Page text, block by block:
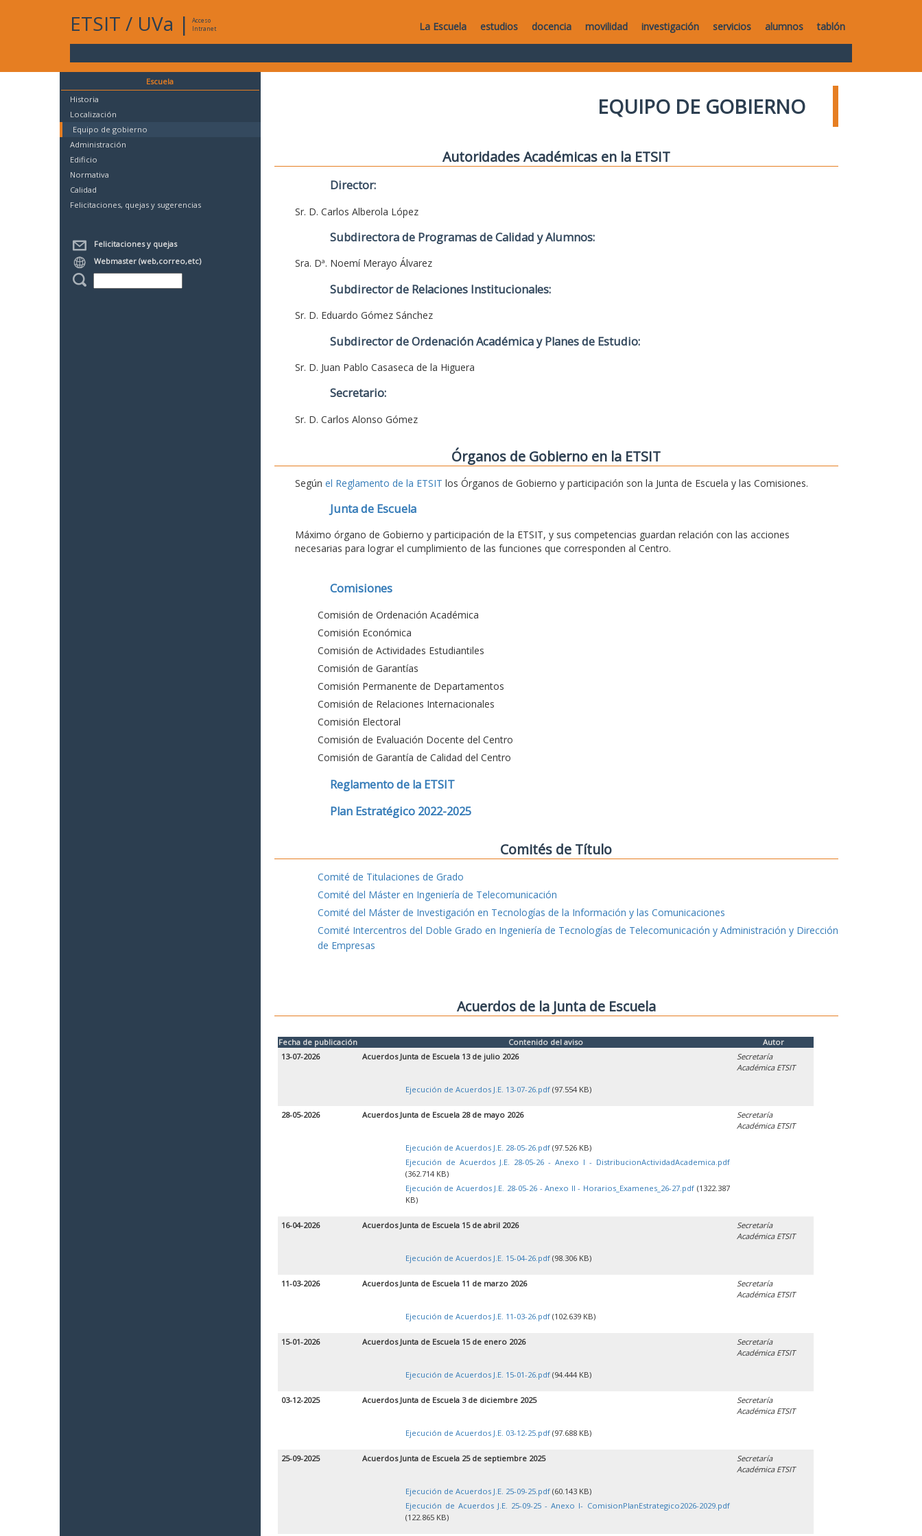
ETSIT / UVa |
Acceso
Intranet
La Escuela estudios docencia movilidad investigación servicios alumnos tablón
Escuela
Historia
Localización
Equipo de gobierno
Administración
Edificio
Normativa
Calidad
Felicitaciones, quejas y sugerencias
Felicitaciones y quejas
Webmaster (web,correo,etc)
EQUIPO DE GOBIERNO
Autoridades Académicas en la ETSIT
Director:
Sr. D. Carlos Alberola López
Subdirectora de Programas de Calidad y Alumnos:
Sra. Dª. Noemí Merayo Álvarez
Subdirector de Relaciones Institucionales:
Sr. D. Eduardo Gómez Sánchez
Subdirector de Ordenación Académica y Planes de Estudio:
Sr. D. Juan Pablo Casaseca de la Higuera
Secretario:
Sr. D. Carlos Alonso Gómez
Órganos de Gobierno en la ETSIT
Según el Reglamento de la ETSIT los Órganos de Gobierno y participación son la Junta de Escuela y las Comisiones.
Junta de Escuela
Máximo órgano de Gobierno y participación de la ETSIT, y sus competencias guardan relación con las acciones
necesarias para lograr el cumplimiento de las funciones que corresponden al Centro.
Comisiones
Comisión de Ordenación Académica
Comisión Económica
Comisión de Actividades Estudiantiles
Comisión de Garantías
Comisión Permanente de Departamentos
Comisión de Relaciones Internacionales
Comisión Electoral
Comisión de Evaluación Docente del Centro
Comisión de Garantía de Calidad del Centro
Reglamento de la ETSIT
Plan Estratégico 2022-2025
Comités de Título
Comité de Titulaciones de Grado
Comité del Máster en Ingeniería de Telecomunicación
Comité del Máster de Investigación en Tecnologías de la Información y las Comunicaciones
Comité Intercentros del Doble Grado en Ingeniería de Tecnologías de Telecomunicación y Administración y Dirección
de Empresas
Acuerdos de la Junta de Escuela
Fecha de publicación Contenido del aviso
Autor
13-07-2026
Acuerdos Junta de Escuela 13 de julio 2026
Ejecución de Acuerdos J.E. 13-07-26.pdf(97.554 KB)
Secretaría
Académica ETSIT
28-05-2026 Acuerdos Junta de Escuela 28 de mayo 2026
Ejecución de Acuerdos J.E. 28-05-26.pdf(97.526 KB)
Ejecución de Acuerdos J.E. 28-05-26 - Anexo I - DistribucionActividadAcademica.pdf
(362.714 KB)
Ejecución de Acuerdos J.E. 28-05-26 - Anexo II - Horarios_Examenes_26-27.pdf(1322.387
KB)
Secretaría
Académica ETSIT
16-04-2026 Acuerdos Junta de Escuela 15 de abril 2026
Ejecución de Acuerdos J.E. 15-04-26.pdf(98.306 KB)
Secretaría
Académica ETSIT
11-03-2026 Acuerdos Junta de Escuela 11 de marzo 2026
Ejecución de Acuerdos J.E. 11-03-26.pdf(102.639 KB)
Secretaría
Académica ETSIT
15-01-2026 Acuerdos Junta de Escuela 15 de enero 2026
Ejecución de Acuerdos J.E. 15-01-26.pdf(94.444 KB)
Secretaría
Académica ETSIT
03-12-2025 Acuerdos Junta de Escuela 3 de diciembre 2025
Ejecución de Acuerdos J.E. 03-12-25.pdf(97.688 KB)
Secretaría
Académica ETSIT
25-09-2025 Acuerdos Junta de Escuela 25 de septiembre 2025
Ejecución de Acuerdos J.E. 25-09-25.pdf(60.143 KB)
Ejecución de Acuerdos J.E. 25-09-25 - Anexo I- ComisionPlanEstrategico2026-2029.pdf
(122.865 KB)
Secretaría
Académica ETSIT